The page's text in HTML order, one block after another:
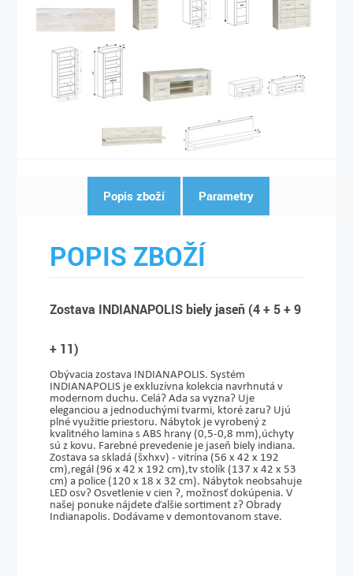
Popis zboží Parametry
POPIS ZBOŽÍ
Zostava INDIANAPOLIS biely jaseň (4 + 5 + 9
+ 11)
Obývacia zostava INDIANAPOLIS. Systém
INDIANAPOLIS je exkluzívna kolekcia navrhnutá v
modernom duchu. Celá? Ada sa vyzna? Uje
eleganciou a jednoduchými tvarmi, ktoré zaru? Ujú
plné využitie priestoru. Nábytok je vyrobený z
kvalitného lamina s ABS hrany (0,5-0,8 mm),úchyty
sú z kovu. Farebné prevedenie je jaseň biely indiana.
Zostava sa skladá (šxhxv) - vitrína (56 x 42 x 192
cm),regál (96 x 42 x 192 cm),tv stolík (137 x 42 x 53
cm) a police (120 x 18 x 32 cm). Nábytok neobsahuje
LED osv? Osvetlenie v cien ?, možnosť dokúpenia. V
našej ponuke nájdete ďalšie sortiment z? Obrady
Indianapolis. Dodávame v demontovanom stave.